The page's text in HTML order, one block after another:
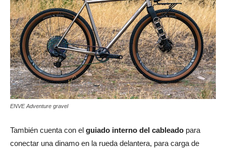
ENVE Adventure gravel
También cuenta con el guiado interno del cableado para
conectar una dinamo en la rueda delantera, para carga de